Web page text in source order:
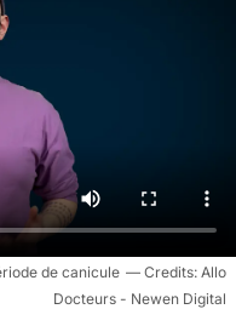
de canicule
Allo
Docteurs - Newen Digital